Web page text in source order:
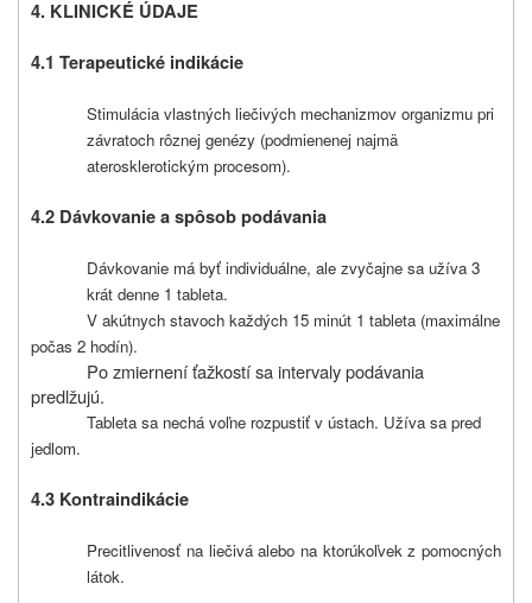
4. KLINICKÉ ÚDAJE
4.1 Terapeutické indikácie
Stimulácia vlastných liečivých mechanizmov organizmu pri
závratoch rôznej genézy (podmienenej najmä
aterosklerotickým procesom).
4.2 Dávkovanie a spôsob podávania
Dávkovanie má byť individuálne, ale zvyčajne sa užíva 3
krát denne 1 tableta.
V akútnych stavoch každých 15 minút 1 tableta (maximálne
počas 2 hodín).
Po zmiernení ťažkostí sa intervaly podávania
predlžujú.
Tableta sa nechá voľne rozpustiť v ústach. Užíva sa pred
jedlom.
4.3 Kontraindikácie
Precitlivenosť na liečivá alebo na ktorúkoľvek z pomocných
látok.